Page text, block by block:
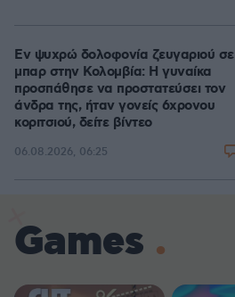
Εν ψυχρώ δολοφονία ζευγαριού σε
μπαρ στην Κολομβία: Η γυναίκα
προσπάθησε να προστατεύσει τον
άνδρα της, ήταν γονείς 6χρονου
κοριτσιού, δείτε βίντεο
06.08.2026, 06:25
Games